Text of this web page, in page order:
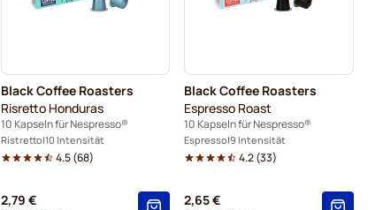
Black Coffee Roasters
Risretto Honduras
10 Kapseln für Nespresso®
Ristretto 10 Intensität
4.5(68)
2,79 €
Black Coffee Roasters
Espresso Roast
10 Kapseln für Nespresso®
Espresso 9 Intensität
4.2(33)
2,65 €